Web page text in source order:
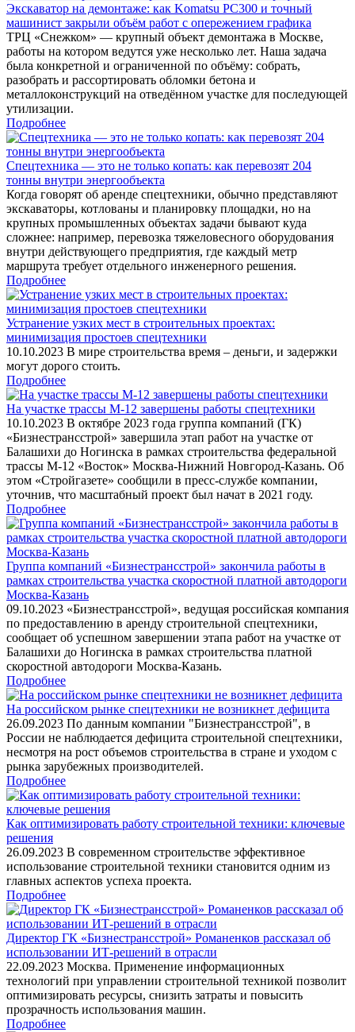
Экскаватор на демонтаже: как Komatsu PC300 и точный
машинист закрыли объём работ с опережением графика
ТРЦ «Снежком» — крупный объект демонтажа в Москве,
работы на котором ведутся уже несколько лет. Наша задача
была конкретной и ограниченной по объёму: собрать,
разобрать и рассортировать обломки бетона и
металлоконструкций на отведённом участке для последующей
утилизации.
Подробнее
Спецтехника — это не только копать: как перевозят 204
тонны внутри энергообъекта
Когда говорят об аренде спецтехники, обычно представляют
экскаваторы, котлованы и планировку площадки, но на
крупных промышленных объектах задачи бывают куда
сложнее: например, перевозка тяжеловесного оборудования
внутри действующего предприятия, где каждый метр
маршрута требует отдельного инженерного решения.
Подробнее
Устранение узких мест в строительных проектах:
минимизация простоев спецтехники
10.10.2023 В мире строительства время – деньги, и задержки
могут дорого стоить.
Подробнее
На участке трассы М-12 завершены работы спецтехники
10.10.2023 В октябре 2023 года группа компаний (ГК)
«Бизнестрансстрой» завершила этап работ на участке от
Балашихи до Ногинска в рамках строительства федеральной
трассы М-12 «Восток» Москва-Нижний Новгород-Казань. Об
этом «Стройгазете» сообщили в пресс-службе компании,
уточнив, что масштабный проект был начат в 2021 году.
Подробнее
Группа компаний «Бизнестрансстрой» закончила работы в
рамках строительства участка скоростной платной автодороги
Москва-Казань
09.10.2023 «Бизнестрансстрой», ведущая российская компания
по предоставлению в аренду строительной спецтехники,
сообщает об успешном завершении этапа работ на участке от
Балашихи до Ногинска в рамках строительства платной
скоростной автодороги Москва-Казань.
Подробнее
На российском рынке спецтехники не возникнет дефицита
26.09.2023 По данным компании "Бизнестрансстрой", в
России не наблюдается дефицита строительной спецтехники,
несмотря на рост объемов строительства в стране и уходом с
рынка зарубежных производителей.
Подробнее
Как оптимизировать работу строительной техники: ключевые
решения
26.09.2023 В современном строительстве эффективное
использование строительной техники становится одним из
главных аспектов успеха проекта.
Подробнее
Директор ГК «Бизнестрансстрой» Романенков рассказал об
использовании ИТ-решений в отрасли
22.09.2023 Москва. Применение информационных
технологий при управлении строительной техникой позволит
оптимизировать ресурсы, снизить затраты и повысить
прозрачность использования машин.
Подробнее